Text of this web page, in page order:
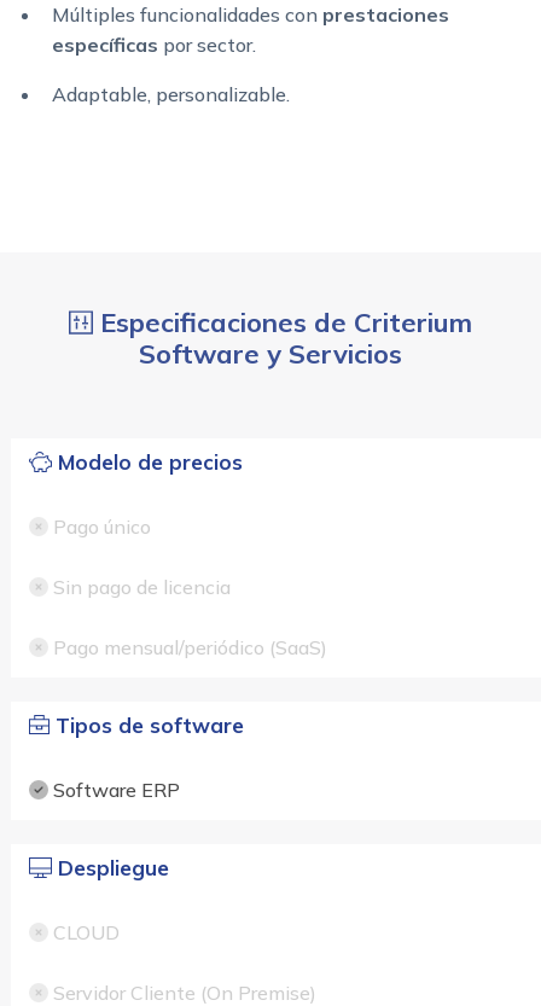
Múltiples funcionalidades con prestaciones
específicas por sector.
Adaptable, personalizable.
Especificaciones de Criterium
Software y Servicios
Modelo de precios
Pago único
Sin pago de licencia
Pago mensual/periódico (SaaS)
Tipos de software
Software ERP
Despliegue
CLOUD
Servidor Cliente (On Premise)